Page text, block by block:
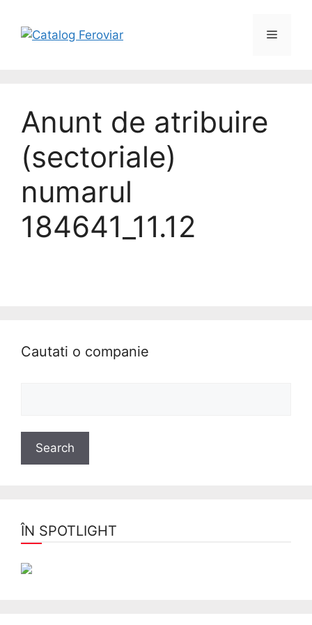
Anunt de atribuire
(sectoriale)
numarul
184641_11.12
Cautati o companie
ÎN SPOTLIGHT